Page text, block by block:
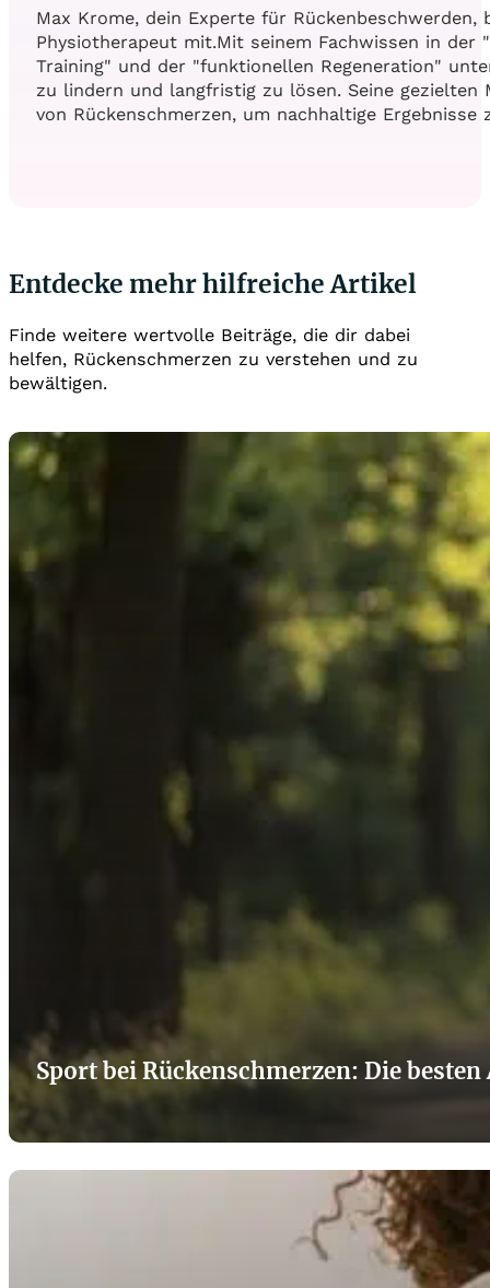
Max Krome, dein Experte für
Physiotherapeut mit.Mit seinem Fachwissen in
Training" und der "funktionellen Regeneration"
zu lindern und langfristig zu lösen. Seine gezielten
von Rückenschmerzen, um nachhaltige Ergebnisse
Entdecke mehr hilfreiche Artikel
Finde weitere wertvolle Beiträge, die dir dabei
helfen, Rückenschmerzen zu verstehen und zu
bewältigen.
Sport bei Rückenschmerzen: Die